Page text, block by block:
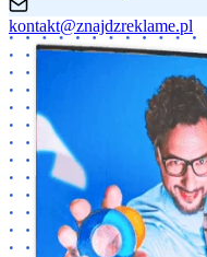
kontakt@znajdzreklame.pl